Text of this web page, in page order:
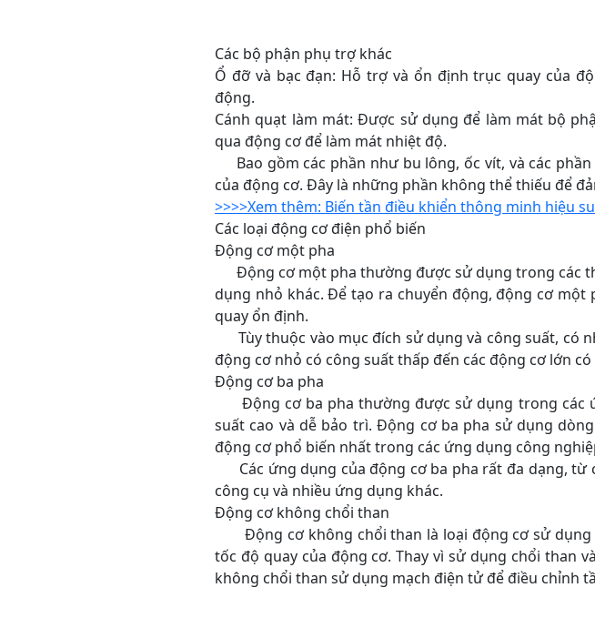
Các bộ phận phụ trợ khác
Ổ đỡ và bạc đạn: Hỗ trợ và ổn định trục quay của
động.
Cánh quạt làm mát: Được sử dụng để làm mát bộ
qua động cơ để làm mát nhiệt độ.
Bao gồm các phần như bu lông, ốc vít, và các
của động cơ. Đây là những phần không thể thiếu để
>>>>Xem thêm: Biến tần điều khiển thông minh hiệu
Các loại động cơ điện phổ biến
Động cơ một pha
Động cơ một pha thường được sử dụng trong các
dụng nhỏ khác. Để tạo ra chuyển động, động cơ
quay ổn định.
Tùy thuộc vào mục đích sử dụng và công suất, có
động cơ nhỏ có công suất thấp đến các động cơ lớn
Động cơ ba pha
Động cơ ba pha thường được sử dụng trong các
suất cao và dễ bảo trì. Động cơ ba pha sử dụng
động cơ phổ biến nhất trong các ứng dụng công
Các ứng dụng của động cơ ba pha rất đa dạng, từ
công cụ và nhiều ứng dụng khác.
Động cơ không chổi than
Động cơ không chổi than là loại động cơ sử dụng
tốc độ quay của động cơ. Thay vì sử dụng chổi than
không chổi than sử dụng mạch điện tử để điều chỉnh